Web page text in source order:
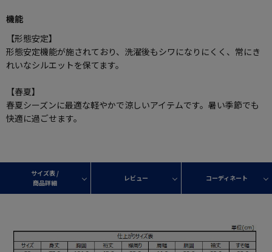
機能
【形態安定】
形態安定機能が施されており、洗濯後もシワになりにくく、常にき
れいなシルエットを保てます。
【春夏】
春夏シーズンに最適な軽やかで涼しいアイテムです。暑い季節でも
快適に過ごせます。
サイズ表 /
商品詳細
レビュー コーディネート